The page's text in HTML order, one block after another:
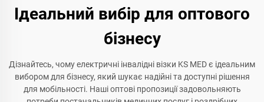
Ідеальний вибір для оптового
бізнесу
Дізнайтесь, чому електричні інвалідні візки KS MED є ідеальним
вибором для бізнесу, який шукає надійні та доступні рішення
для мобільності. Наші оптові пропозиції задовольняють